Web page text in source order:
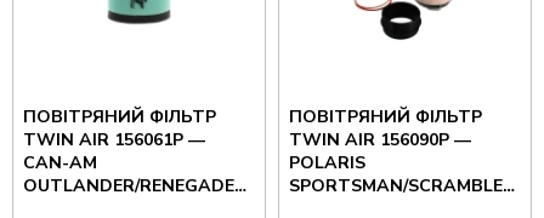
ПОВІТРЯНИЙ ФІЛЬТР
TWIN AIR 156061P —
CAN-AM
OUTLANDER/RENEGADE
ПОВІТРЯНИЙ ФІЛЬТР
TWIN AIR 156090P —
POLARIS
SPORTSMAN/SCRAMBLER